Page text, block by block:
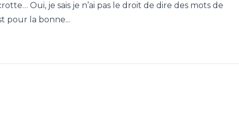
Oui, je sais je n’ai pas le droit de dire des mots de
pour la bonne...